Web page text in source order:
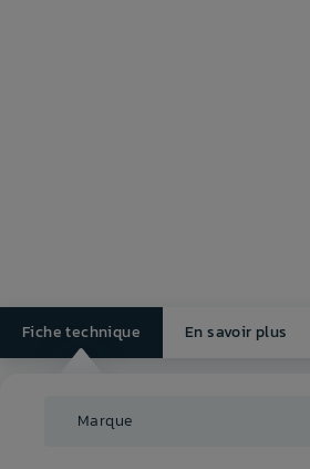
Fiche technique En savoir plus
Marque